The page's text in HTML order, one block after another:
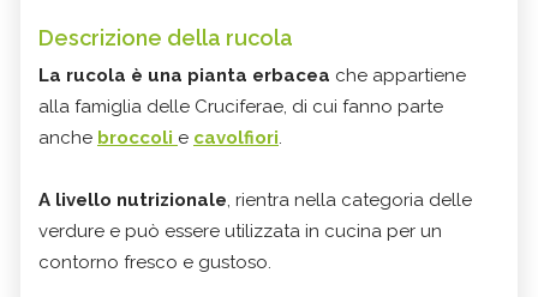
Descrizione della rucola
La rucola è una pianta erbacea che appartiene
alla famiglia delle Cruciferae, di cui fanno parte
anche broccoli e cavolfiori.
A livello nutrizionale, rientra nella categoria delle
verdure e può essere utilizzata in cucina per un
contorno fresco e gustoso.